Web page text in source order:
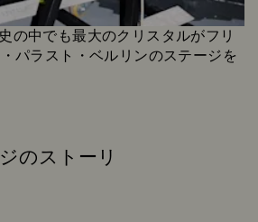
の中でも最大のクリスタルがフリ
パラスト・ベルリンのステージを
のストーリ